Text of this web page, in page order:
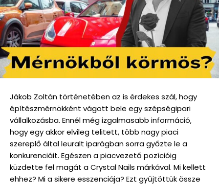
Jákob Zoltán történetében az is érdekes szál, hogy
építészmérnökként vágott bele egy szépségipari
vállalkozásba. Ennél még izgalmasabb információ,
hogy egy akkor elvileg telitett, több nagy piaci
szereplő által leuralt iparágban sorra győzte le a
konkurenciáit. Egészen a piacvezető pozícióig
küzdette fel magát a Crystal Nails márkával. Mi kellett
ehhez? Mi a sikere esszenciája? Ezt gyűjtöttük össze